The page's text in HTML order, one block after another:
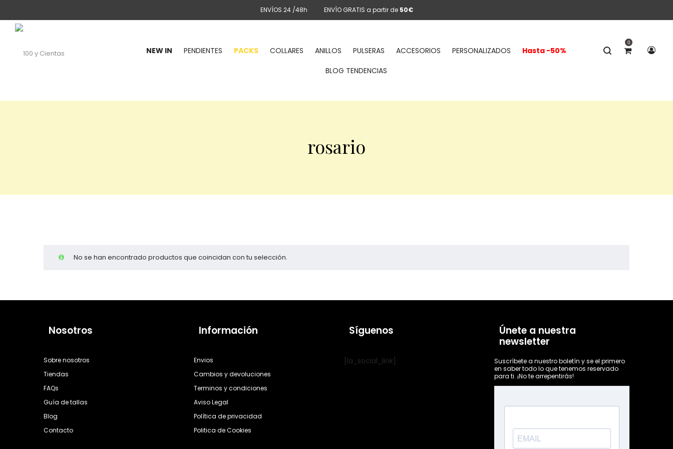
ENVÍOS 24 /48h ENVÍO GRATIS a partir de 50€
0
NEW IN PENDIENTES PACKS COLLARES ANILLOS PULSERAS ACCESORIOS PERSONALIZADOS
Hasta -50%
BLOG TENDENCIAS
rosario
No se han encontrado productos que coincidan con tu selección.
Nosotros
Sobre nosotros
Tiendas
FAQs
Guía de tallas
Blog
Contacto
Información
Envios
Cambios y devoluciones
Terminos y condiciones
Aviso Legal
Política de privacidad
Politica de Cookies
Síguenos
[la_social_link]
Únete a nuestra
newsletter
Suscríbete a nuestro boletín y se el primero
en saber todo lo que tenemos reservado
para ti. ¡No te arrepentirás!